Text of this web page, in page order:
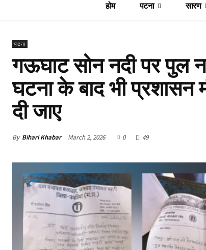
होम पटना सारण
पटना
गऊघाट सोन नदी पर पुल
घटना के बाद भी प्रशासन
दी जाए
By Bihari Khabar March 2, 2026 0 49